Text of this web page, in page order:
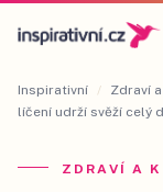
Inspirativní / Zdraví
líčení udrží svěží celý
ZDRAVÍ A